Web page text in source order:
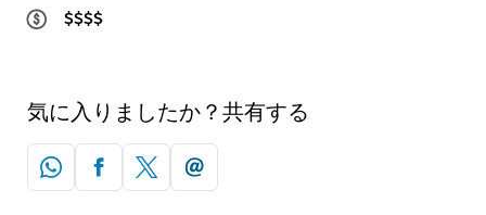
$$$$
気に入りましたか？共有する